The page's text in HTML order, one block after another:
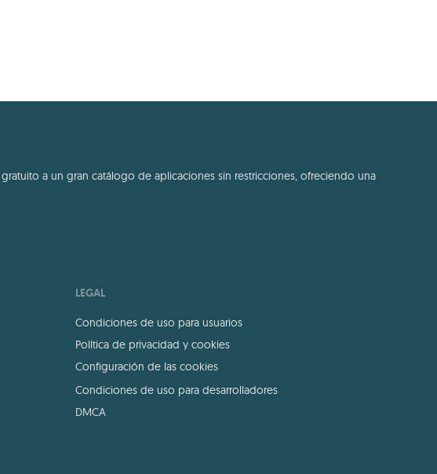
a un gran catálogo de aplicaciones sin restricciones, ofreciendo una
LEGAL
Condiciones de uso para usuarios
Política de privacidad y cookies
Configuración de las cookies
Condiciones de uso para desarrolladores
DMCA